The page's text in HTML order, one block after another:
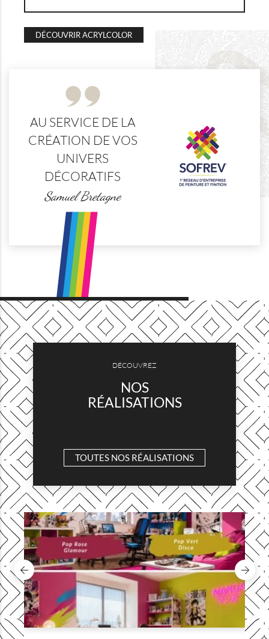
DÉCOUVRIR ACRYLCOLOR
AU SERVICE DE LA
CRÉATION DE VOS
UNIVERS
DÉCORATIFS
Samuel Bretagne
DÉCOUVREZ
NOS
RÉALISATIONS
TOUTES NOS RÉALISATIONS